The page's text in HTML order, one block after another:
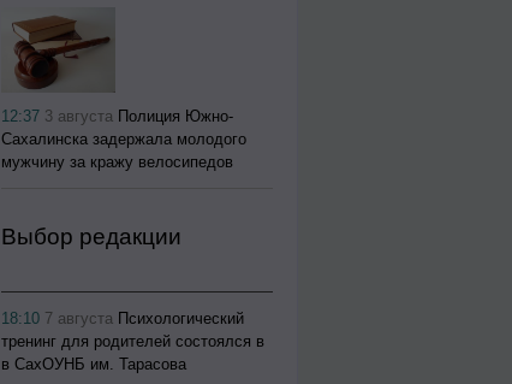
12:37 3 августа Полиция Южно-
Сахалинска задержала молодого
мужчину за кражу велосипедов
Выбор редакции
18:10 7 августа Психологический
тренинг для родителей состоялся в
в СахОУНБ им. Тарасова